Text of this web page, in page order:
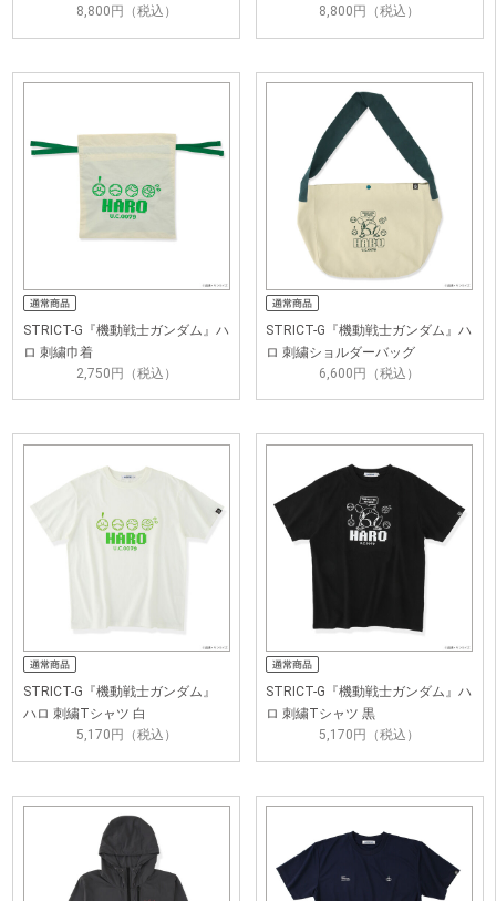
8,800円（税込）
8,800円（税込）
STRICT-G『機動戦士ガンダム』ハ
ロ 刺繍巾着
2,750円（税込）
STRICT-G『機動戦士ガンダム』ハ
ロ 刺繍ショルダーバッグ
6,600円（税込）
STRICT-G『機動戦士ガンダム』
ハロ 刺繍Tシャツ 白
5,170円（税込）
STRICT-G『機動戦士ガンダム』ハ
ロ 刺繍Tシャツ 黒
5,170円（税込）